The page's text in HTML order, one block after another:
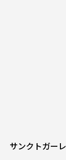
サンクトガー